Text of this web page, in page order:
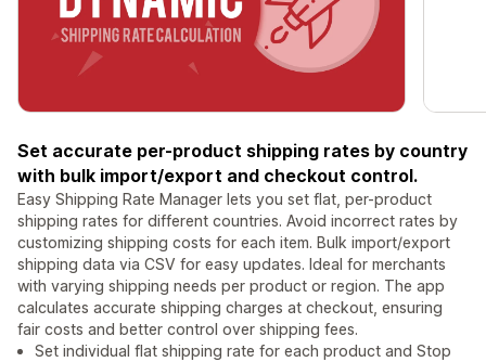
Set accurate per-product shipping rates by country
with bulk import/export and checkout control.
Easy Shipping Rate Manager lets you set flat, per-product
shipping rates for different countries. Avoid incorrect rates by
customizing shipping costs for each item. Bulk import/export
shipping data via CSV for easy updates. Ideal for merchants
with varying shipping needs per product or region. The app
calculates accurate shipping charges at checkout, ensuring
fair costs and better control over shipping fees.
Set individual flat shipping rate for each product and Stop